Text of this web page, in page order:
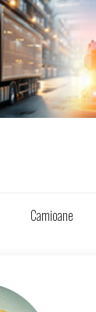
Camioane